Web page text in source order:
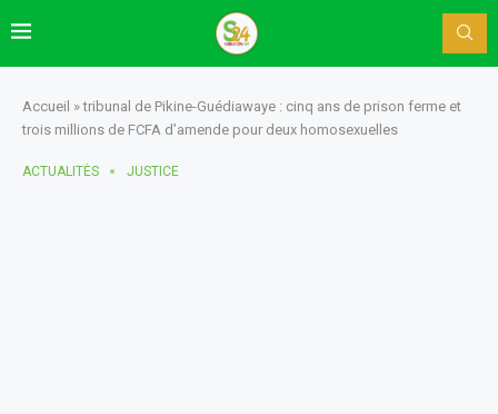
Accueil »tribunal de Pikine-Guédiawaye : cinq ans de prison ferme et
trois millions de FCFA d’amende pour deux homosexuelles
ACTUALITÈS JUSTICE